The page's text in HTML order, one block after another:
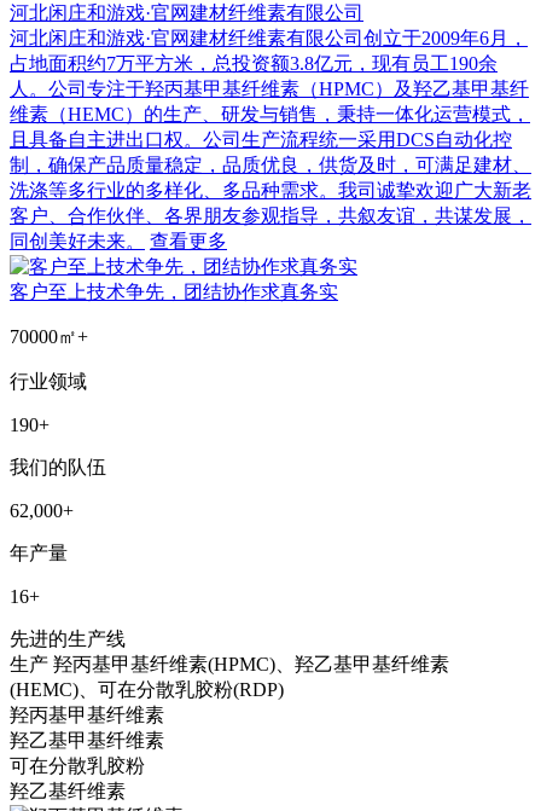
河北闲庄和游戏·官网建材纤维素有限公司
河北闲庄和游戏·官网建材纤维素有限公司创立于2009年6月，
占地面积约7万平方米，总投资额3.8亿元，现有员工190余
人。公司专注于羟丙基甲基纤维素（HPMC）及羟乙基甲基纤
维素（HEMC）的生产、研发与销售，秉持一体化运营模式，
且具备自主进出口权。公司生产流程统一采用DCS自动化控
制，确保产品质量稳定，品质优良，供货及时，可满足建材、
洗涤等多行业的多样化、多品种需求。我司诚挚欢迎广大新老
客户、合作伙伴、各界朋友参观指导，共叙友谊，共谋发展，
同创美好未来。
查看更多
客户至上技术争先，团结协作求真务实
70000㎡+
行业领域
190+
我们的队伍
62,000+
年产量
16+
先进的生产线
生产 羟丙基甲基纤维素(HPMC)、羟乙基甲基纤维素
(HEMC)、可在分散乳胶粉(RDP)
羟丙基甲基纤维素
羟乙基甲基纤维素
可在分散乳胶粉
羟乙基纤维素